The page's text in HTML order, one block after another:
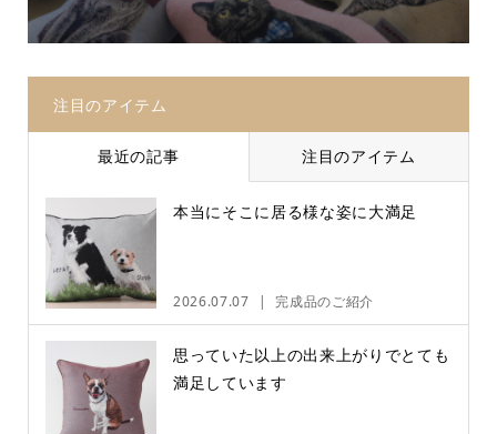
注目のアイテム
最近の記事 注目のアイテム
本当にそこに居る様な姿に大満足
2026.07.07 完成品のご紹介
思っていた以上の出来上がりでとても
満足しています